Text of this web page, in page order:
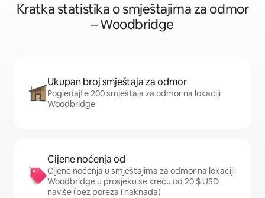
Kratka statistika o smještajima za odmor
– Woodbridge
Ukupan broj smještaja za odmor
Pogledajte 200 smještaja za odmor na lokaciji
Woodbridge
Cijene noćenja od
Cijene noćenja u smještajima za odmor na lokaciji
Woodbridge u prosjeku se kreću od 20 $ USD
naviše (bez poreza i naknada)